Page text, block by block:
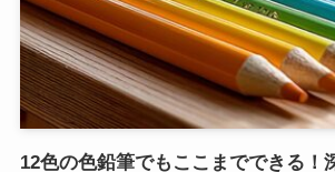
12色の色鉛筆でもここまでできる！